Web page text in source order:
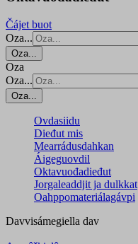
Čájet buot
Oza...
Oza...
Oza
Oza...
Oza...
Ovdasiidu
Dieđut mis
Mearrádusdahkan
Áigeguovdil
Oktavuođadieđut
Jorgaleaddjit ja dulkkat
Oahppomateriálagávpi
Davvisámegiella dav